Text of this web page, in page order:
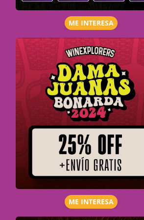
ME INTERESA
ME INTERESA